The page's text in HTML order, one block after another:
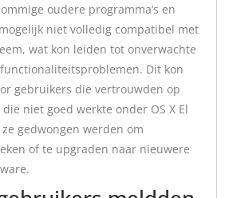
oudere programma’s en
niet volledig compatibel met
wat kon leiden tot onverwachte
Dit kon
gebruikers die vertrouwden op
niet goed werkte onder OS X El
gedwongen werden om
of te upgraden naar nieuwere